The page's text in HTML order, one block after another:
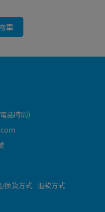
車
話時間)
/換貨方式 退款方式